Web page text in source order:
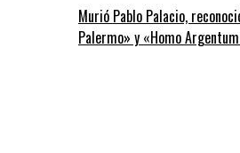
Murió Pablo Palacio,
Palermo» y «Homo